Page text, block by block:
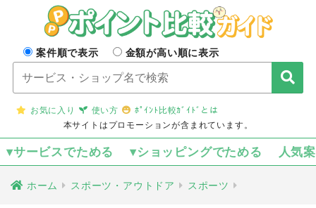
案件順で表示 金額が高い順に表示
お気に入り 使い方
ﾎﾟｲﾝﾄ比較ｶﾞｲﾄﾞとは
本サイトはプロモーションが含まれています。
▾サービスでためる ▾ショッピングでためる 人気
ホーム スポーツ・アウトドア スポーツ